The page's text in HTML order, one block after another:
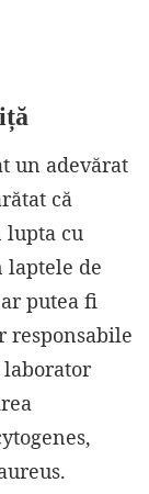
un adevărat
că
lupta cu
laptele de
putea fi
responsabile
laborator